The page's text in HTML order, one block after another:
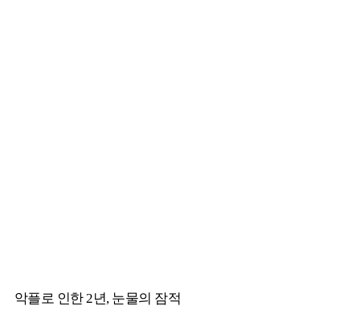
악플로 인한 2년, 눈물의 잠적